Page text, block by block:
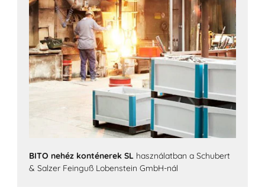
BITO nehéz konténerek SL használatban a Schubert
& Salzer Feinguß Lobenstein GmbH-nál